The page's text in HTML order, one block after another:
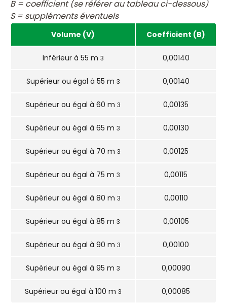
B = coefficient (se référer au tableau ci-dessous)
S = suppléments éventuels
Volume (V) Coefficient (B)
Inférieur à 55 m 3 0,00140
Supérieur ou égal à 55 m 3 0,00140
Supérieur ou égal à 60 m 3 0,00135
Supérieur ou égal à 65 m 3 0,00130
Supérieur ou égal à 70 m 3 0,00125
Supérieur ou égal à 75 m 3 0,00115
Supérieur ou égal à 80 m 3 0,00110
Supérieur ou égal à 85 m 3 0,00105
Supérieur ou égal à 90 m 3 0,00100
Supérieur ou égal à 95 m 3 0,00090
Supérieur ou égal à 100 m 3 0,00085